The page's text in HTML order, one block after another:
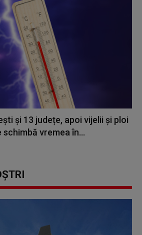
și 13 județe, apoi vijelii și ploi
vremea în...